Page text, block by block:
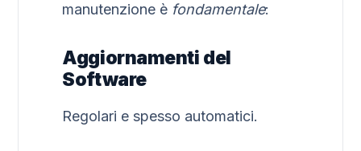
manutenzione è fondamentale:
Aggiornamenti del
Software
Regolari e spesso automatici.